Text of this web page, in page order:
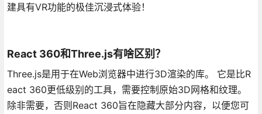
建具有VR功能的极佳沉浸式体验！
React 360和Three.js有啥区别？
Three.js是用于在Web浏览器中进行3D渲染的库。 它是比R
eact 360更低级别的工具，需要控制原始3D网格和纹理。
除非需要，否则React 360旨在隐藏大部分内容，以便您可